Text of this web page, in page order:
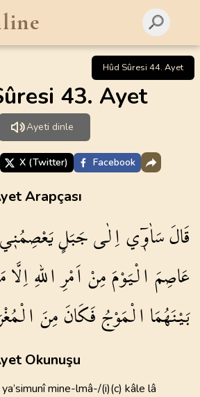
Hûd Sûresi 44. Ayet
43. Ayet
Ayeti dinle
X (Twitter) Facebook
Arapçası
قَالَسَاٰو۪ٓياِلٰىجَبَلٍيَعْصِمُن۪ي
عَاصِمَالْيَوْمَمِنْاَمْرِاللّٰهِاِلَّا
بَيْنَهُمَاالْمَوْجُفَكَانَمِنَ
Okunuşu
mine-lmâ-/(i)(c) kâle lâ